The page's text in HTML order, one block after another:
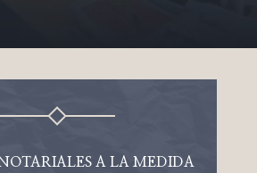
A LA MEDIDA